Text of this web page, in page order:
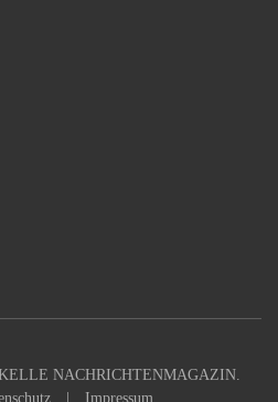
NACHRICHTENMAGAZIN.
| Impressum